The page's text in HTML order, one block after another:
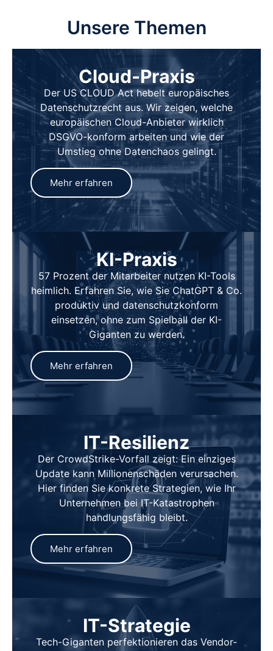
Unsere Themen
Cloud-Praxis
Der US CLOUD Act hebelt europäisches
Datenschutzrecht aus. Wir zeigen, welche
europäischen Cloud-Anbieter wirklich
DSGVO-konform arbeiten und wie der
Umstieg ohne Datenchaos gelingt.
Mehr erfahren
KI-Praxis
57 Prozent der Mitarbeiter nutzen KI-Tools
heimlich. Erfahren Sie, wie Sie ChatGPT & Co.
produktiv und datenschutzkonform
einsetzen, ohne zum Spielball der KI-
Giganten zu werden.
Mehr erfahren
IT-Resilienz
Der CrowdStrike-Vorfall zeigt: Ein einziges
Update kann Millionenschäden verursachen.
Hier finden Sie konkrete Strategien, wie Ihr
Unternehmen bei IT-Katastrophen
handlungsfähig bleibt.
Mehr erfahren
IT-Strategie
Tech-Giganten perfektionieren das Vendor-